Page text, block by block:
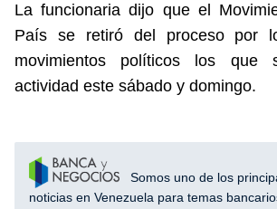
La funcionaria dijo que el
País se retiró del proceso por
movimientos políticos los que
actividad este sábado y domingo.
Somos uno de los
noticias en Venezuela para temas